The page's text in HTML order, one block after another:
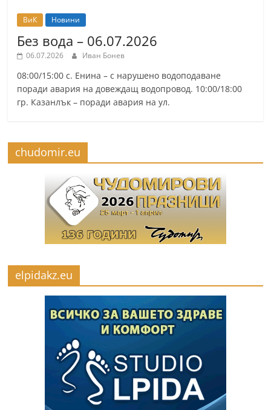
ВиК Новини
Без вода – 06.07.2026
06.07.2026 Иван Бонев
08:00/15:00 с. Енина – с нарушено водоподаване
поради авария на довеждащ водопровод. 10:00/18:00
гр. Казанлък – поради авария на ул.
chudomir.eu
elpidakz.eu